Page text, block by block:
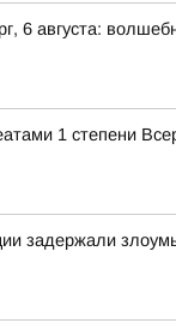
6 августа:
1 степени
задержали